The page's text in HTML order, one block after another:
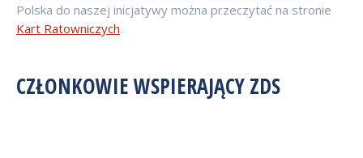
Polska do naszej inicjatywy można przeczytać na stronie
Kart Ratowniczych.
CZŁONKOWIE WSPIERAJĄCY ZDS